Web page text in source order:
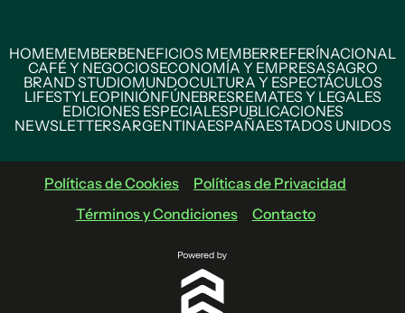
HOMEMEMBERBENEFICIOS MEMBERREFERÍNACIONAL
CAFÉ Y NEGOCIOSECONOMÍA Y EMPRESASAGRO
BRAND STUDIOMUNDOCULTURA Y ESPECTÁCULOS
LIFESTYLEOPINIÓNFÚNEBRESREMATES Y LEGALES
EDICIONES ESPECIALESPUBLICACIONES
NEWSLETTERSARGENTINAESPAÑAESTADOS UNIDOS
Políticas de Cookies
Políticas de Privacidad
Términos y Condiciones
Contacto